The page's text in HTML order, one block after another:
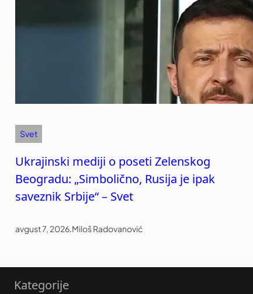
Svet
Ukrajinski mediji o poseti Zelenskog
Beogradu: „Simbolično, Rusija je ipak
saveznik Srbije“ – Svet
avgust 7, 2026.Miloš Radovanović
Kategorije